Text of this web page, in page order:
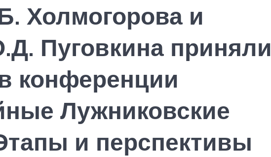
Холмогорова и
Пуговкина приняли
конференции
Лужниковские
и перспективы